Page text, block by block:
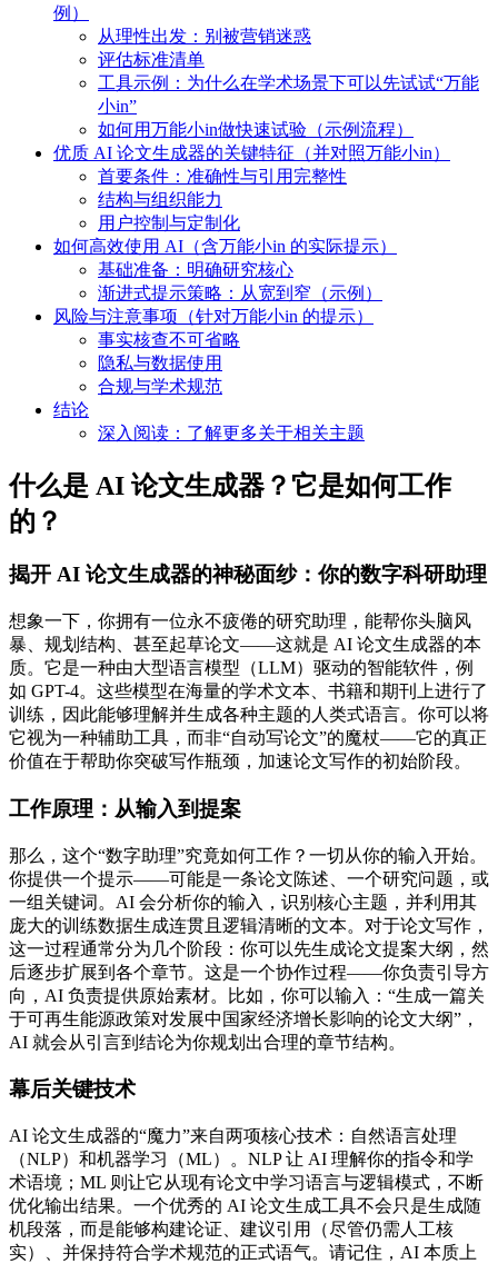
例）
从理性出发：别被营销迷惑
评估标准清单
工具示例：为什么在学术场景下可以先试试“万能
小in”
如何用万能小in做快速试验（示例流程）
优质 AI 论文生成器的关键特征（并对照万能小in）
首要条件：准确性与引用完整性
结构与组织能力
用户控制与定制化
如何高效使用 AI（含万能小in 的实际提示）
基础准备：明确研究核心
渐进式提示策略：从宽到窄（示例）
风险与注意事项（针对万能小in 的提示）
事实核查不可省略
隐私与数据使用
合规与学术规范
结论
深入阅读：了解更多关于相关主题
什么是 AI 论文生成器？它是如何工作
的？
揭开 AI 论文生成器的神秘面纱：你的数字科研助理
想象一下，你拥有一位永不疲倦的研究助理，能帮你头脑风
暴、规划结构、甚至起草论文——这就是 AI 论文生成器的本
质。它是一种由大型语言模型（LLM）驱动的智能软件，例
如 GPT-4。这些模型在海量的学术文本、书籍和期刊上进行了
训练，因此能够理解并生成各种主题的人类式语言。你可以将
它视为一种辅助工具，而非“自动写论文”的魔杖——它的真正
价值在于帮助你突破写作瓶颈，加速论文写作的初始阶段。
工作原理：从输入到提案
那么，这个“数字助理”究竟如何工作？一切从你的输入开始。
你提供一个提示——可能是一条论文陈述、一个研究问题，或
一组关键词。AI 会分析你的输入，识别核心主题，并利用其
庞大的训练数据生成连贯且逻辑清晰的文本。对于论文写作，
这一过程通常分为几个阶段：你可以先生成论文提案大纲，然
后逐步扩展到各个章节。这是一个协作过程——你负责引导方
向，AI 负责提供原始素材。比如，你可以输入：“生成一篇关
于可再生能源政策对发展中国家经济增长影响的论文大纲”，
AI 就会从引言到结论为你规划出合理的章节结构。
幕后关键技术
AI 论文生成器的“魔力”来自两项核心技术：自然语言处理
（NLP）和机器学习（ML）。NLP 让 AI 理解你的指令和学
术语境；ML 则让它从现有论文中学习语言与逻辑模式，不断
优化输出结果。一个优秀的 AI 论文生成工具不会只是生成随
机段落，而是能够构建论证、建议引用（尽管仍需人工核
实）、并保持符合学术规范的正式语气。请记住，AI 本质上